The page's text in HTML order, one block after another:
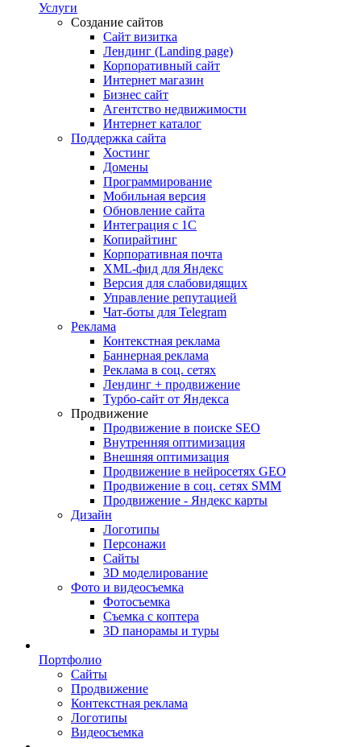
Услуги
Создание сайтов
Сайт визитка
Лендинг (Landing page)
Корпоративный сайт
Интернет магазин
Бизнес сайт
Агентство недвижимости
Интернет каталог
Поддержка сайта
Хостинг
Домены
Программирование
Мобильная версия
Обновление сайта
Интеграция с 1С
Копирайтинг
Корпоративная почта
XML-фид для Яндекс
Версия для слабовидящих
Управление репутацией
Чат-боты для Telegram
Реклама
Контекстная реклама
Баннерная реклама
Реклама в соц. сетях
Лендинг + продвижение
Турбо-сайт от Яндекса
Продвижение
Продвижение в поиске SEO
Внутренняя оптимизация
Внешняя оптимизация
Продвижение в нейросетях GEO
Продвижение в соц. сетях SMM
Продвижение - Яндекс карты
Дизайн
Логотипы
Персонажи
Сайты
3D моделирование
Фото и видеосъемка
Фотосъемка
Съемка с коптера
3D панорамы и туры
Портфолио
Сайты
Продвижение
Контекстная реклама
Логотипы
Видеосъемка